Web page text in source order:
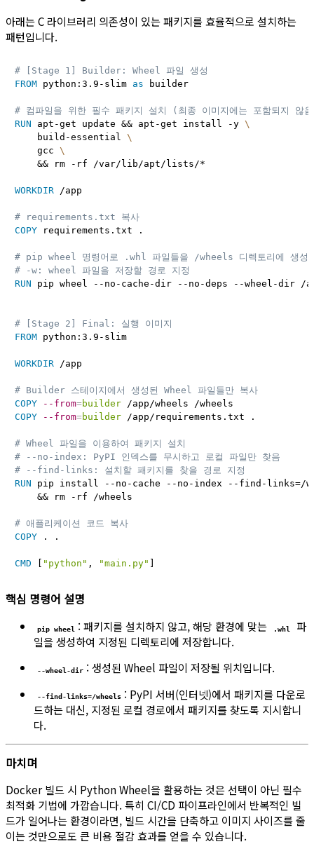
아래는 C 라이브러리 의존성이 있는 패키지를 효율적으로 설치하는
패턴입니다.
# [Stage 1] Builder: Wheel 파일 생성
FROM python:3.9-slim as builder
# 컴파일을 위한 필수 패키지 설치 (최종 이미지에는 포함되지 않
RUN apt-get update && apt-get install -y \
    build-essential
\
    gcc
\
    && rm -rf /var/lib/apt/lists/*
WORKDIR /app
# requirements.txt 복사
COPY requirements.txt .
# pip wheel 명령어로 .whl 파일들을 /wheels 디렉토리에 생성
# -w: wheel 파일을 저장할 경로 지정
RUN pip wheel --no-cache-dir --no-deps --wheel-dir /
# [Stage 2] Final: 실행 이미지
FROM python:3.9-slim
WORKDIR /app
# Builder 스테이지에서 생성된 Wheel 파일들만 복사
COPY
--from=builder /app/wheels /wheels
COPY
--from=builder /app/requirements.txt .
# Wheel 파일을 이용하여 패키지 설치
# --no-index: PyPI 인덱스를 무시하고 로컬 파일만 찾음
# --find-links: 설치할 패키지를 찾을 경로 지정
RUN pip install --no-cache --no-index --find-links=/
    && rm -rf /wheels
# 애플리케이션 코드 복사
COPY . .
CMD "python" , "main.py"
핵심 명령어 설명
pip wheel : 패키지를 설치하지 않고, 해당 환경에 맞는 .whl
파
일을 생성하여 지정된 디렉토리에 저장합니다.
--wheel-dir : 생성된 Wheel 파일이 저장될 위치입니다.
--find-links=/wheels : PyPI 서버(인터넷)에서 패키지를 다운로
드하는 대신, 지정된 로컬 경로에서 패키지를 찾도록 지시합니
다.
마치며
Docker 빌드 시 Python Wheel을 활용하는 것은 선택이 아닌 필수
최적화 기법에 가깝습니다. 특히 CI/CD 파이프라인에서 반복적인 빌
드가 일어나는 환경이라면, 빌드 시간을 단축하고 이미지 사이즈를 줄
이는 것만으로도 큰 비용 절감 효과를 얻을 수 있습니다.